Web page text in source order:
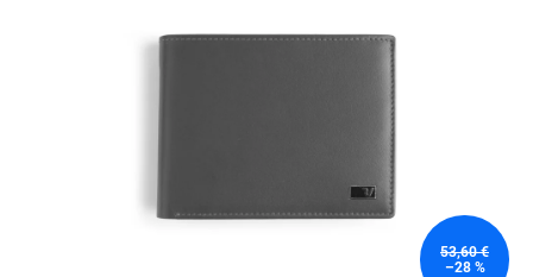
53,60 €
–28 %